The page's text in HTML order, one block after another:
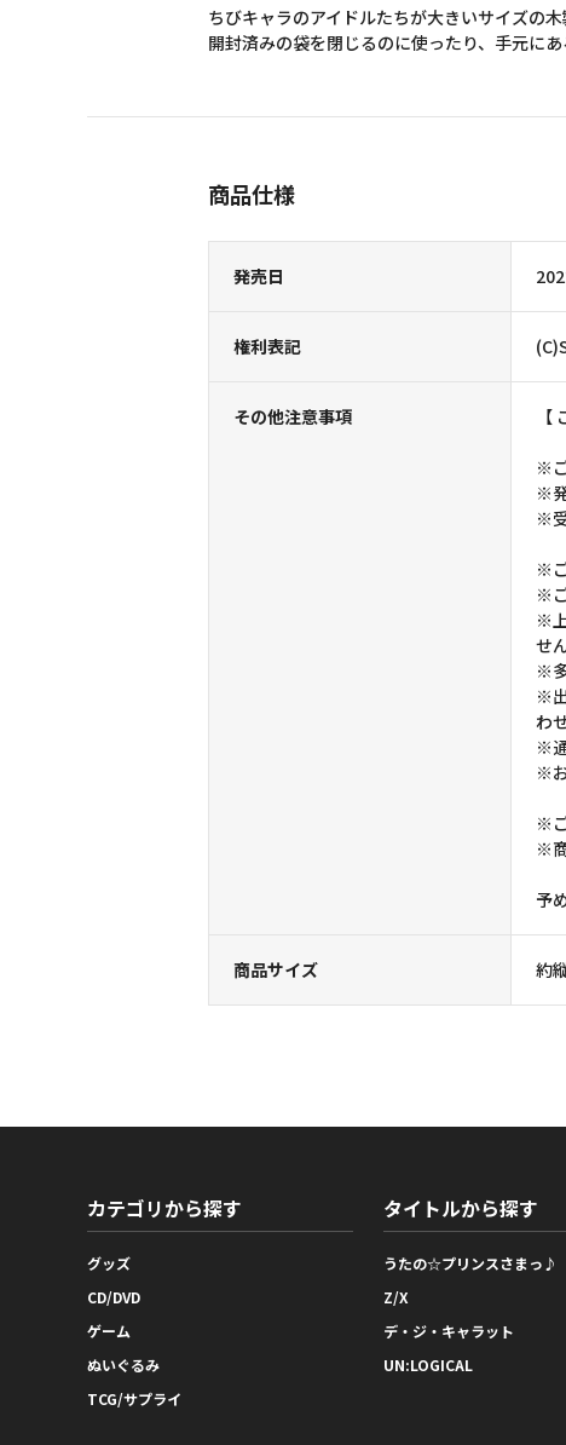
ちびキャラのアイドルたちが大きいサイズの木
開封済みの袋を閉じるのに使ったり、手元にあ
商品仕様
発売日
権利表記
その他注意事項 【
※
※
※
※
※
※
せ
※
※
わ
※
※
※
※
予
商品サイズ 約
カテゴリから探す
グッズ
CD/DVD
ゲーム
ぬいぐるみ
TCG/サプライ
タイトルから探す
うたの☆プリンスさまっ♪
Z/X
デ・ジ・キャラット
UN:LOGICAL